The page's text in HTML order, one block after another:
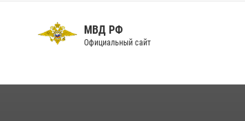
МВД РФ
Официальный сайт